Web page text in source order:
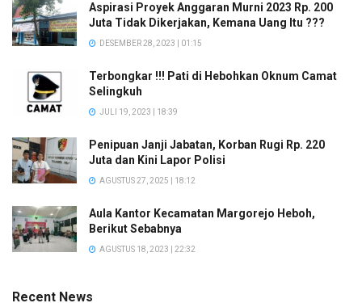
Aspirasi Proyek Anggaran Murni 2023 Rp. 200
Juta Tidak Dikerjakan, Kemana Uang Itu ???
DESEMBER 28, 2023 | 01:15
Terbongkar !!! Pati di Hebohkan Oknum Camat
Selingkuh
JULI 19, 2023 | 18:39
Penipuan Janji Jabatan, Korban Rugi Rp. 220
Juta dan Kini Lapor Polisi
AGUSTUS 27, 2025 | 18:12
Aula Kantor Kecamatan Margorejo Heboh,
Berikut Sebabnya
AGUSTUS 18, 2023 | 22:32
Recent News